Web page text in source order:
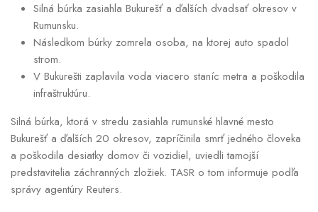
Silná búrka zasiahla Bukurešť a ďalších dvadsať okresov v
Rumunsku.
Následkom búrky zomrela osoba, na ktorej auto spadol
strom.
V Bukurešti zaplavila voda viacero staníc metra a poškodila
infraštruktúru.
Silná búrka, ktorá v stredu zasiahla rumunské hlavné mesto
Bukurešť a ďalších 20 okresov, zapríčinila smrť jedného človeka
a poškodila desiatky domov či vozidiel, uviedli tamojší
predstavitelia záchranných zložiek. TASR o tom informuje podľa
správy agentúry Reuters.